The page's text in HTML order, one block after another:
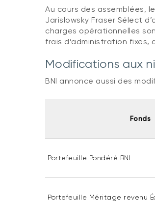
Au cours des assemblées,
Jarislowsky Fraser Sélect
charges opérationnelles
frais d’administration fixes,
Modifications aux
BNI annonce aussi des
Fonds
Portefeuille Pondéré BNI
Portefeuille Méritage revenu